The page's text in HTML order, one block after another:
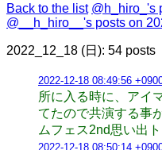
Back to the list @h_hiro_'s
@__h_hiro__'s posts on
2022_12_18 (日): 54 posts
2022-12-18 08:49:56
所に入る時に、アイ
てたので共演する事
ムフェス2nd思い出
2022-12-18 08:50:14